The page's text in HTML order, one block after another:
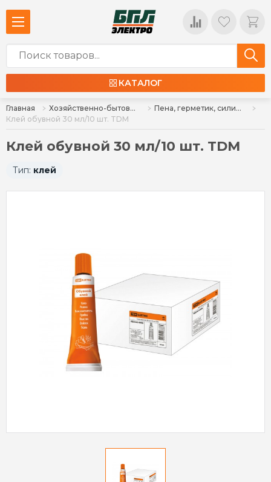
КАТАЛОГ
Главная Хозяйственно-бытовые товары
Пена, герметик, силикон, клей, алебастр
Клей обувной 30 мл/10 шт. TDM
Клей обувной 30 мл/10 шт. TDM
Тип: клей